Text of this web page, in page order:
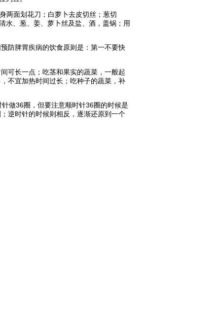
两面划花刀；白萝卜去皮切丝；葱切
水、葱、姜、萝卜丝及盐、酒，盖锅；用
防脾胃疾病的饮食原则是：第一不要快
可长一点；吃茎和果实的蔬菜，一般起
不宜加热时间过长；吃种子的蔬菜，补
做36圈，但要注意顺时针36圈的时候是
逆时针的时候则相反，逐渐还原到一个